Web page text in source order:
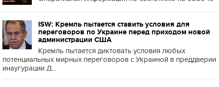
ISW: Кремль пытается ставить условия для
переговоров по Украине перед приходом новой
администрации США
Кремль пытается диктовать условия любых
потенциальных мирных переговоров с Украиной в преддверии
инаугурации Д...